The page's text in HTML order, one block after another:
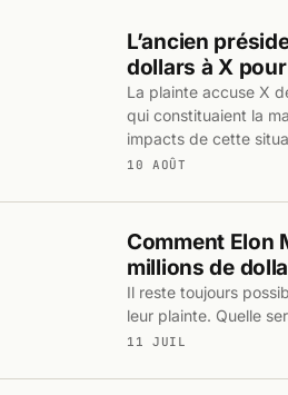
L’ancien
dollars à X
La plainte accuse X
qui constituaient la
impacts de cette
10 AOÛT
Comment Elon
millions de
Il reste toujours
leur plainte. Quelle
11 JUIL